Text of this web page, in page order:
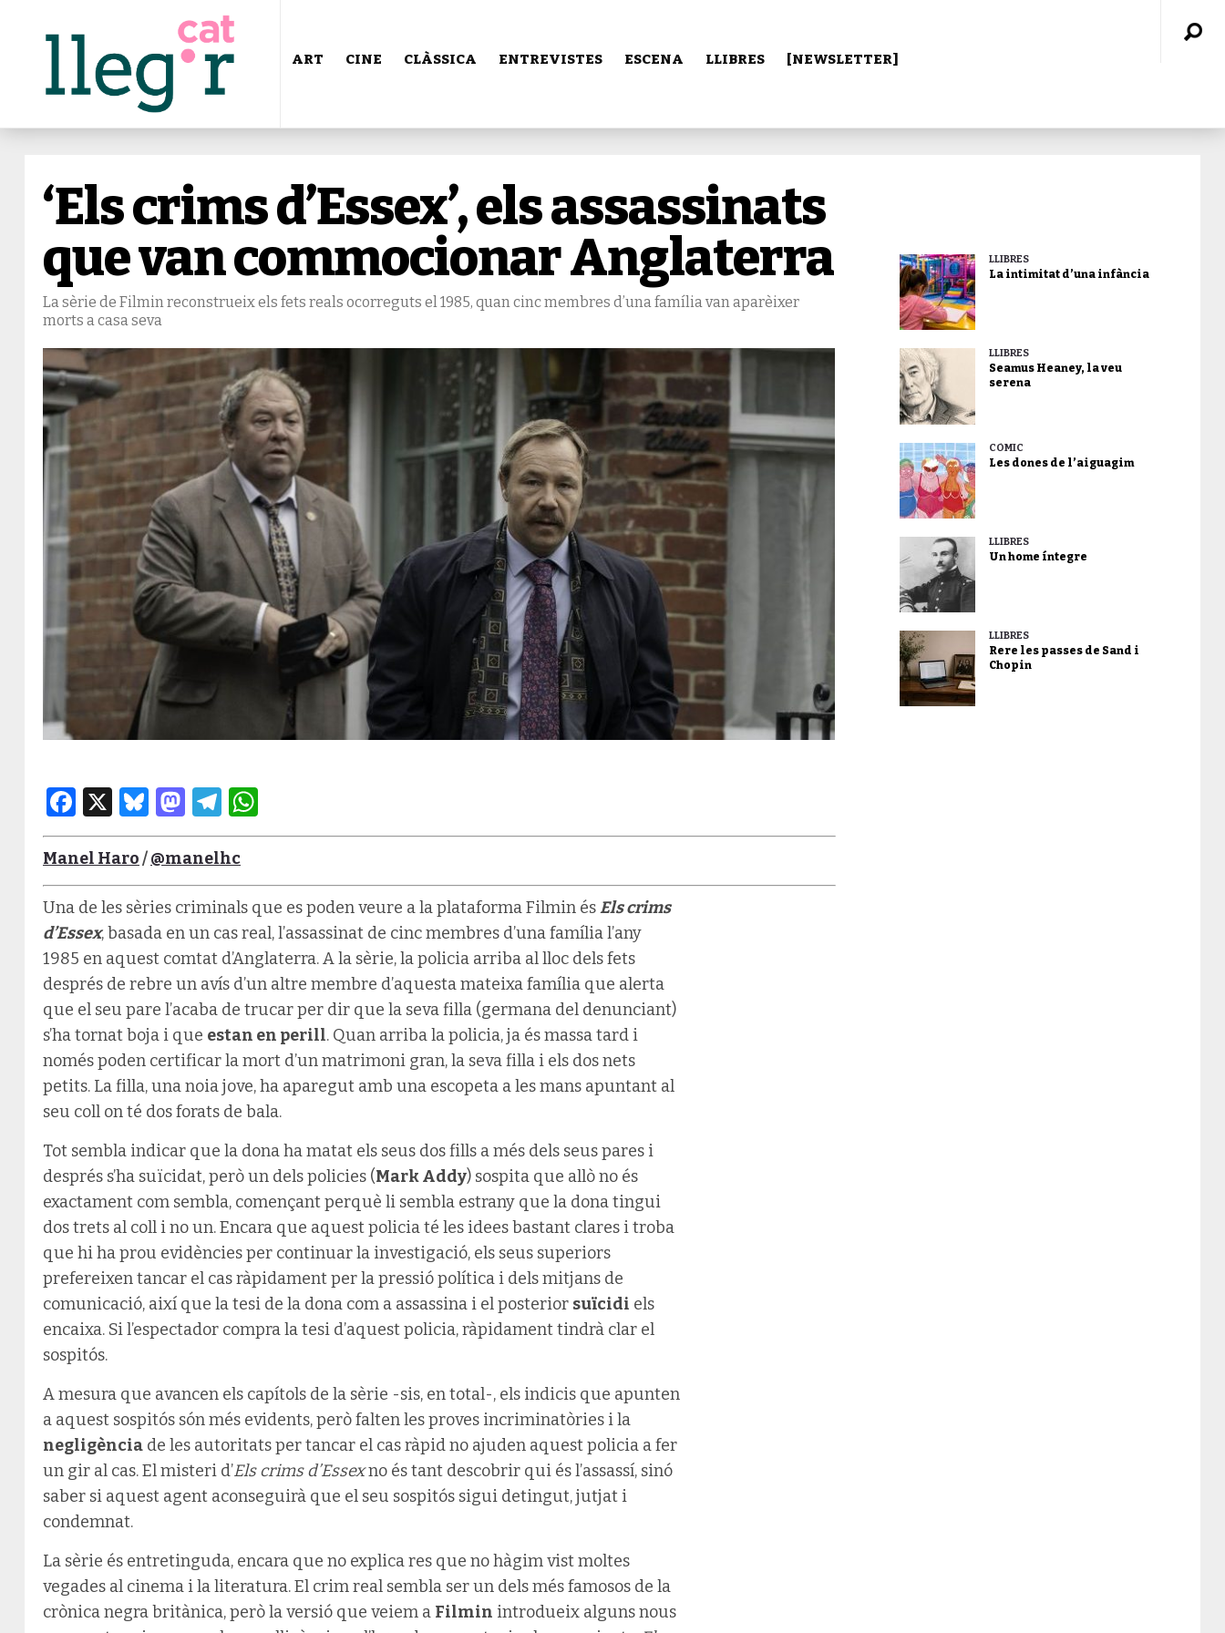
ART CINE CLÀSSICA ENTREVISTES ESCENA LLIBRES [NEWSLETTER]
‘Els crims d’Essex’, els assassinats
que van commocionar Anglaterra
La sèrie de Filmin reconstrueix els fets reals ocorreguts el 1985, quan cinc membres d’una família van aparèixer
morts a casa seva
Facebook
X Bluesky
Mastodon
Telegram
Manel Haro/@manelhc
Una de les sèries criminals que es poden veure a la plataforma Filmin ésEls crims
d’Essex, basada en un cas real, l’assassinat de cinc membres d’una família l’any
1985 en aquest comtat d’Anglaterra. A la sèrie, la policia arriba al lloc dels fets
després de rebre un avís d’un altre membre d’aquesta mateixa família que alerta
que el seu pare l’acaba de trucar per dir que la seva filla (germana del denunciant)
s’ha tornat boja i que estan en perill. Quan arriba la policia, ja és massa tard i
només poden certificar la mort d’un matrimoni gran, la seva filla i els dos nets
petits. La filla, una noia jove, ha aparegut amb una escopeta a les mans apuntant al
seu coll on té dos forats de bala.
Tot sembla indicar que la dona ha matat els seus dos fills a més dels seus pares i
després s’ha suïcidat, però un dels policies (Mark Addy) sospita que allò no és
exactament com sembla, començant perquè li sembla estrany que la dona tingui
dos trets al coll i no un. Encara que aquest policia té les idees bastant clares i troba
que hi ha prou evidències per continuar la investigació, els seus superiors
prefereixen tancar el cas ràpidament per la pressió política i dels mitjans de
comunicació, així que la tesi de la dona com a assassina i el posterior suïcidi els
encaixa. Si l’espectador compra la tesi d’aquest policia, ràpidament tindrà clar el
sospitós.
A mesura que avancen els capítols de la sèrie -sis, en total-, els indicis que apunten
a aquest sospitós són més evidents, però falten les proves incriminatòries i la
negligència de les autoritats per tancar el cas ràpid no ajuden aquest policia a fer
un gir al cas. El misteri d’Els crims d’Essexno és tant descobrir qui és l’assassí, sinó
saber si aquest agent aconseguirà que el seu sospitós sigui detingut, jutjat i
condemnat.
La sèrie és entretinguda, encara que no explica res que no hàgim vist moltes
vegades al cinema i la literatura. El crim real sembla ser un dels més famosos de la
crònica negra britànica, però la versió que veiem a Filmin introdueix alguns nous
LLIBRES
La intimitat d’una infància
LLIBRES
Seamus Heaney, la veu
serena
CÒMIC
Les dones de l’aiguagim
LLIBRES
Un home íntegre
LLIBRES
Rere les passes de Sand i
Chopin